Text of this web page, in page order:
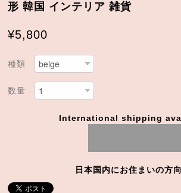
形 韓国 インテリア 雑貨
¥5,800
種類
数量
International shipping
日本国内にお住まいの方